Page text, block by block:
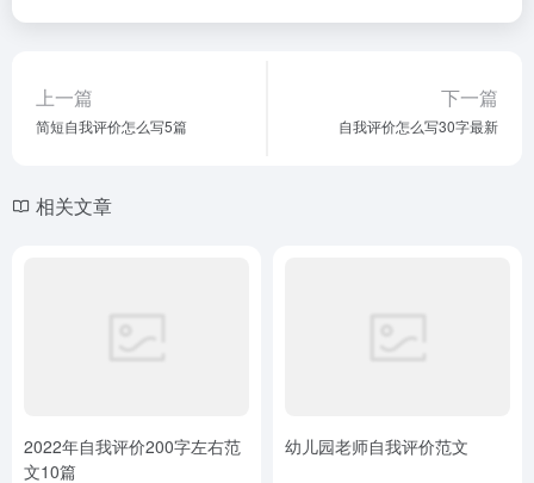
上一篇
简短自我评价怎么写5篇
下一篇
自我评价怎么写30字最新
相关文章
2022年自我评价200字左右范
文10篇
幼儿园老师自我评价范文